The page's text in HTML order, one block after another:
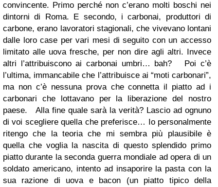
convincente. Primo perché non c’erano molti boschi nei
dintorni di Roma. E secondo, i carbonai, produttori di
carbone, erano lavoratori stagionali, che vivevano lontani
dalle loro case per vari mesi di seguito con un accesso
limitato alle uova fresche, per non dire agli altri. Invece
altri l’attribuiscono ai carbonai umbri… bah? Poi c’è
l’ultima, immancabile che l’attribuisce ai “moti carbonari”,
ma non c’è nessuna prova che connetta il piatto ad i
carbonari che lottavano per la liberazione del nostro
paese. Alla fine quale sarà la verità? Lascio ad ognuno
di voi scegliere quella che preferisce… Io personalmente
ritengo che la teoria che mi sembra più plausibile è
quella che voglia la nascita di questo splendido primo
piatto durante la seconda guerra mondiale ad opera di un
soldato americano, intento ad insaporire la pasta con la
sua razione di uova e bacon (un piatto tipico della